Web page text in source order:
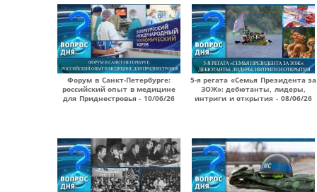
Форум в Санкт-Петербурге:
российский опыт в медицине
для Приднестровья - 10/06/26
5-я регата «Семья Президента за
ЗОЖ»: дебютанты, лидеры,
интриги и открытия - 08/06/26